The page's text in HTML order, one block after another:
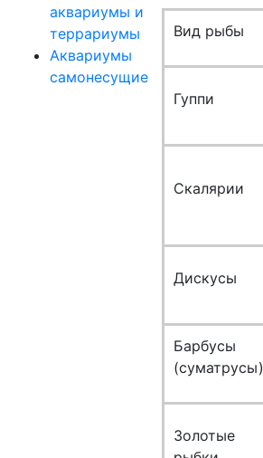
аквариумы и
террариумы
Аквариумы
самонесущие
Вид рыбы
Гуппи
Скалярии
Дискусы
Барбусы
(суматрусы)
Золотые